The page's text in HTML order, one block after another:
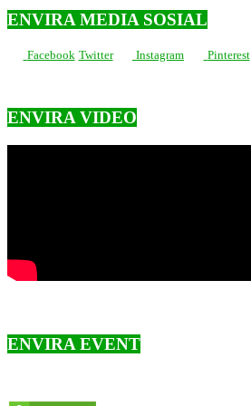
ENVIRA MEDIA SOSIAL
Facebook Twitter Instagram Pinterest
ENVIRA VIDEO
ENVIRA EVENT